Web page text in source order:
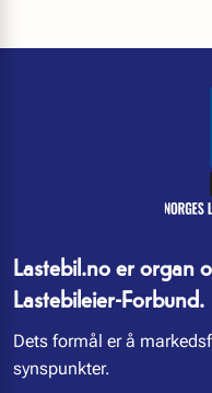
Lastebil.no er organ
Lastebileier-Forbund.
Dets formål er å
synspunkter.